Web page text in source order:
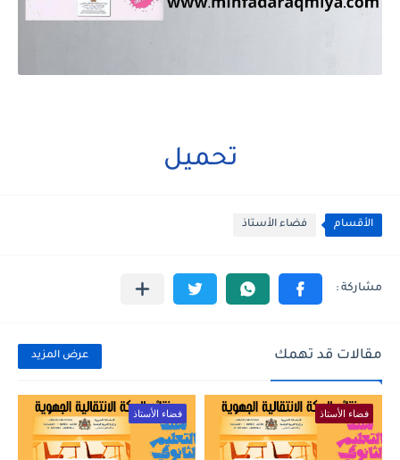
تحميل
الأقسام فضاء الأستاذ
مقالات قد تهمك عرض المزيد
فضاء الأستاذ فضاء الأستاذ